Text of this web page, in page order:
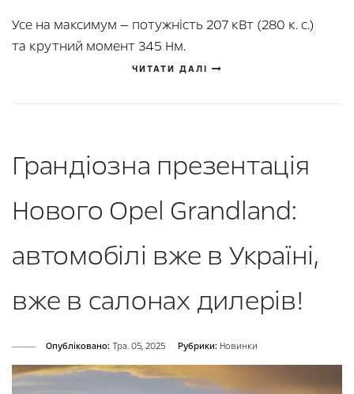
Усе на максимум — потужність 207 кВт (280 к. с.)
та крутний момент 345 Нм.
ЧИТАТИ ДАЛІ
Грандіозна презентація
Нового Opel Grandland:
автомобілі вже в Україні,
вже в салонах дилерів!
Опубліковано: Тра. 05, 2025 Рубрики: Новинки